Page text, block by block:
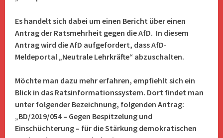
Es handelt sich dabei um einen Bericht über einen
Antrag der Ratsmehrheit gegen die AfD. In diesem
Antrag wird die AfD aufgefordert, dass AfD-
Meldeportal „Neutrale Lehrkräfte“ abzuschalten.
Möchte man dazu mehr erfahren, empfiehlt sich ein
Blick in das Ratsinformationssystem. Dort findet man
unter folgender Bezeichnung, folgenden Antrag:
„BD/2019/054 – Gegen Bespitzelung und
Einschüchterung – für die Stärkung demokratischen